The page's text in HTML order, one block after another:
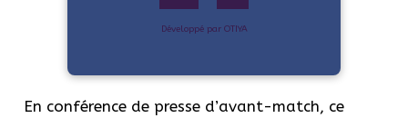
Développé par OTIYA
En conférence de presse d’avant-match, ce